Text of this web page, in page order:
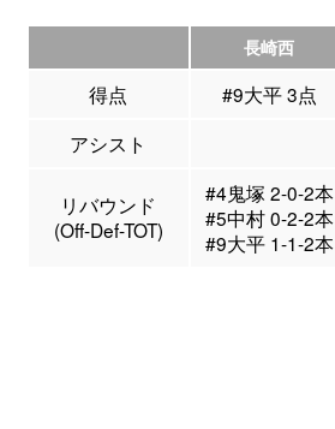
長崎西
得点 #9大平 3点
アシスト
リバウンド
(Off-Def-TOT)
#4鬼塚 2-0-2本
#5中村 0-2-2本
#9大平 1-1-2本